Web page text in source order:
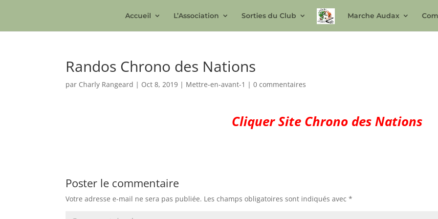
Accueil L’Association Sorties du Club Marche Audax
Randos Chrono des Nations
par Charly Rangeard | Oct 8, 2019 | Mettre-en-avant-1 |0 commentaires
Cliquer Site Chrono des Nations
Poster le commentaire
Votre adresse e-mail ne sera pas publiée. Les champs obligatoires sont indiqués avec*